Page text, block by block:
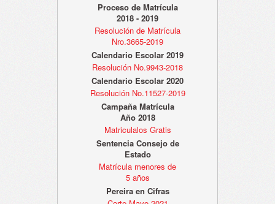
Proceso de Matrícula
2018 - 2019
Resolución de Matrícula
Nro.3665-2019
Calendario Escolar 2019
Resolución No.9943-2018
Calendario Escolar 2020
Resolución No.11527-2019
Campaña Matrícula
Año 2018
Matriculalos Gratis
Sentencia Consejo de
Estado
Matrícula menores de
5 años
Pereira en Cifras